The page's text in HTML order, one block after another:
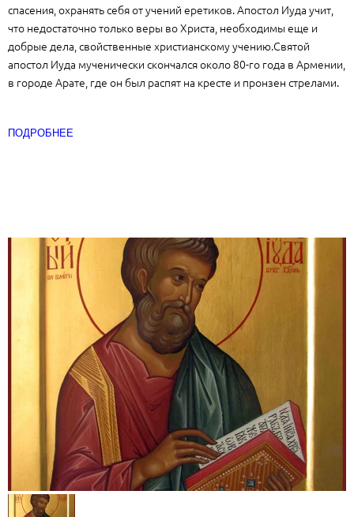
спасения, охранять себя от учений еретиков. Апостол Иуда учит,
что недостаточно только веры во Христа, необходимы еще и
добрые дела, свойственные христианскому учению.Святой
апостол Иуда мученически скончался около 80-го года в Армении,
в городе Арате, где он был распят на кресте и пронзен стрелами.
ПОДРОБНЕЕ